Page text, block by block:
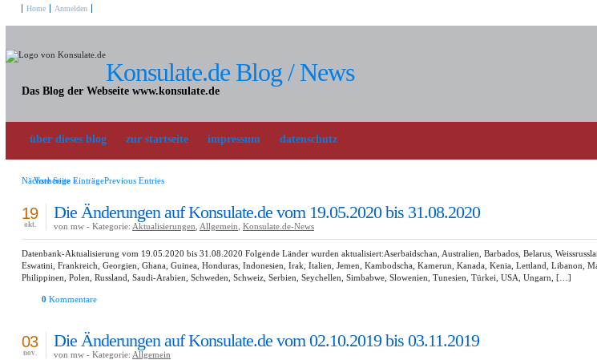
Konsulate.de Blog / News
Das Blog der Webseite www.konsulate.de
Home Anmelden
über dieses blog zur startseite impressum datenschutz
Vorherige EinträgePrevious Entries
Nächste Seite »
Die Änderungen auf Konsulate.de vom 19.05.2020 bis 31.08.2020
19
okt. von mw - Kategorie: Aktualisierungen Allgemein Konsulate.de-News
Datenbank-Aktualisierung vom 19.05.2020 bis 31.08.2020 Folgende Länder wurden aktualisiert:Aserbaidschan, Australien, Barbados, Belarus,
Eswatini, Frankreich, Georgien, Ghana, Guinea, Honduras, Indonesien, Irak, Italien, Jemen, Kambodscha, Kamerun, Kanada, Kenia, Lettland, Libanon,
Philippinen, Polen, Russland, Saudi-Arabien, Schweden, Schweiz, Serbien, Seychellen, Simbabwe, Slowenien, Tunesien, Türkei, USA, Ungarn, […]
0 Kommentare
Die Änderungen auf Konsulate.de vom 02.10.2019 bis 03.11.2019
03
nov. von mw - Kategorie: Allgemein